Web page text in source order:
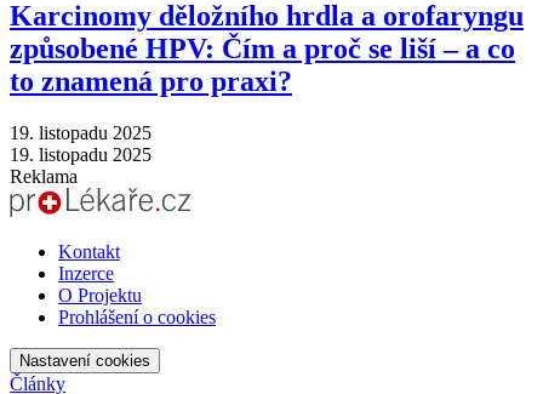
Karcinomy děložního hrdla a orofaryngu
způsobené HPV: Čím a proč se liší –⁠ a co
to znamená pro praxi?
19. listopadu 2025
19. listopadu 2025
Reklama
Kontakt
Inzerce
O Projektu
Prohlášení o cookies
Nastavení cookies
Články